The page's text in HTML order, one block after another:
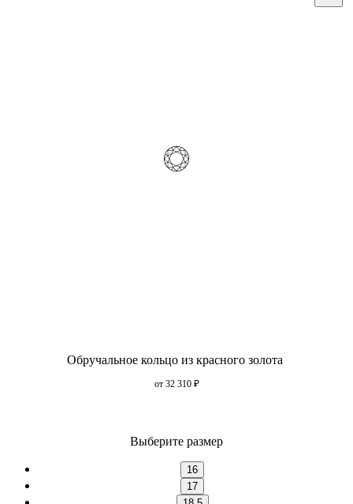
Обручальное кольцо из красного золота
от 32 310 ₽
Выберите размер
16
17